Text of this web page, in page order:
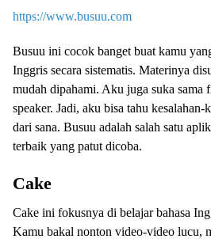
https://www.busuu.com
Busuu ini cocok banget buat kamu
Inggris secara sistematis. Materinya
mudah dipahami. Aku juga suka sama
speaker. Jadi, aku bisa tahu kesalahan-
dari sana. Busuu adalah salah satu
terbaik yang patut dicoba.
Cake
Cake ini fokusnya di belajar bahasa
Kamu bakal nonton video-video lucu,